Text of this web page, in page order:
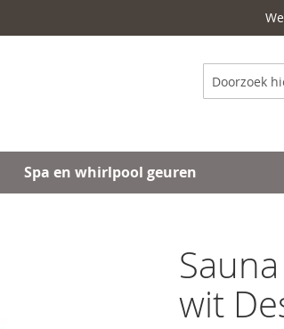
Zoeken
Spa en whirlpool geuren
wit